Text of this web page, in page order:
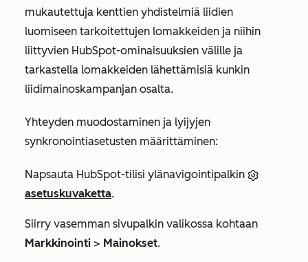
mukautettuja kenttien yhdistelmiä liidien
luomiseen tarkoitettujen lomakkeiden ja niihin
liittyvien HubSpot-ominaisuuksien välille ja
tarkastella lomakkeiden lähettämisiä kunkin
liidimainoskampanjan osalta.
Yhteyden muodostaminen ja lyijyjen
synkronointiasetusten määrittäminen:
Napsauta HubSpot-tilisi ylänavigointipalkin
asetuskuvaketta.
Siirry vasemman sivupalkin valikossa kohtaan
Markkinointi > Mainokset.